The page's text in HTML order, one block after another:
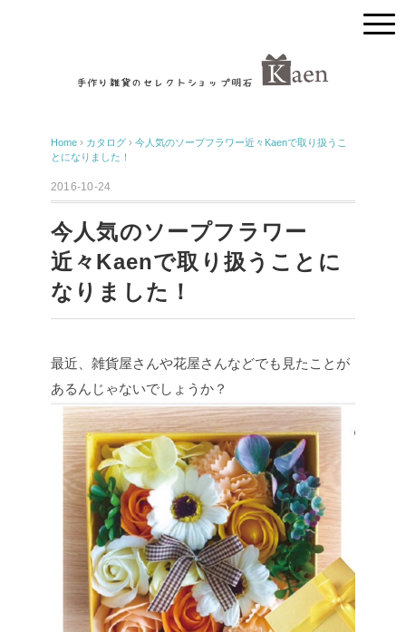
Home › カタログ › 今人気のソープフラワー近々Kaenで取り扱うこ
とになりました！
2016-10-24
今人気のソープフラワー
近々Kaenで取り扱うことに
なりました！
最近、雑貨屋さんや花屋さんなどでも見たことが
あるんじゃないでしょうか？